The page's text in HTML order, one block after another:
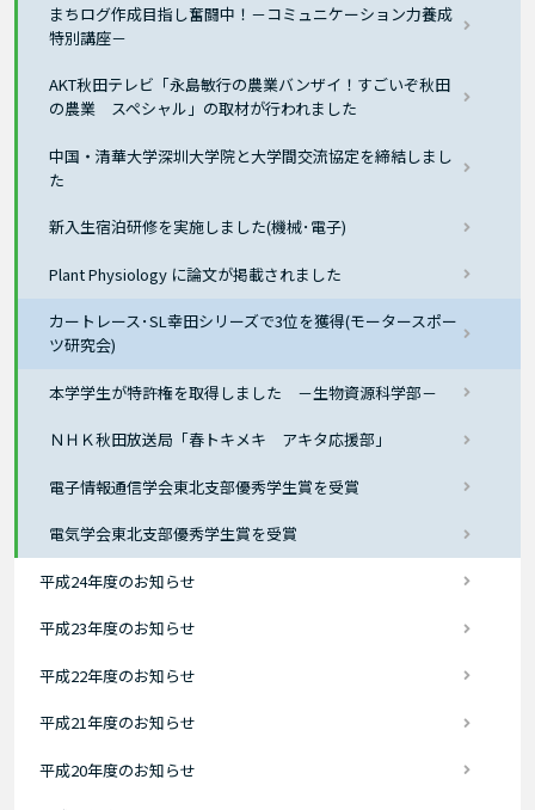
まちログ作成目指し奮闘中！－コミュニケーション力養成
特別講座－
AKT秋田テレビ「永島敏行の農業バンザイ！すごいぞ秋田
の農業 スペシャル」の取材が行われました
中国・清華大学深圳大学院と大学間交流協定を締結しまし
た
新入生宿泊研修を実施しました(機械･電子)
Plant Physiology に論文が掲載されました
カートレース･SL幸田シリーズで3位を獲得(モータースポー
ツ研究会)
本学学生が特許権を取得しました －生物資源科学部－
ＮＨＫ秋田放送局「春トキメキ アキタ応援部」
電子情報通信学会東北支部優秀学生賞を受賞
電気学会東北支部優秀学生賞を受賞
平成24年度のお知らせ
平成23年度のお知らせ
平成22年度のお知らせ
平成21年度のお知らせ
平成20年度のお知らせ